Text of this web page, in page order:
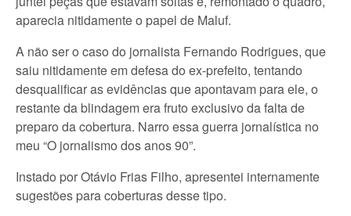
aparecia nitidamente o papel de Maluf.
A não ser o caso do jornalista Fernando Rodrigues, que
saiu nitidamente em defesa do ex-prefeito, tentando
desqualificar as evidências que apontavam para ele, o
restante da blindagem era fruto exclusivo da falta de
preparo da cobertura. Narro essa guerra jornalística no
meu “O jornalismo dos anos 90”.
Instado por Otávio Frias Filho, apresentei internamente
sugestões para coberturas desse tipo.